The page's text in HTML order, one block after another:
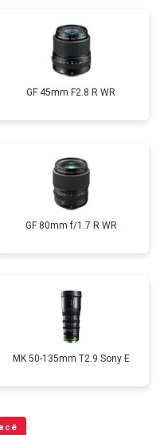
GF 45mm F2.8 R WR
GF 80mm f/1.7 R WR
MK 50-135mm T2.9 Sony E